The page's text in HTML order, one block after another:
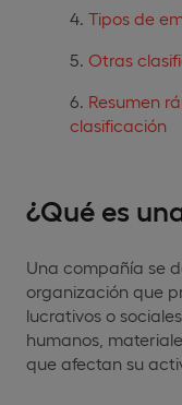
Tipos de
Otras
Resumen
clasificación
¿Qué es
Una compañía se
organización que
lucrativos o
humanos,
que afectan su